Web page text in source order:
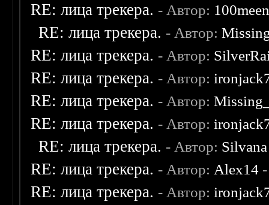
RE: лица трекера. - Автор:
RE: лица трекера. - Автор:
RE: лица трекера. - Автор:
RE: лица трекера. - Автор:
RE: лица трекера. - Автор:
RE: лица трекера. - Автор:
RE: лица трекера. - Автор: Silvana
RE: лица трекера. - Автор: Alex14
RE: лица трекера. - Автор: